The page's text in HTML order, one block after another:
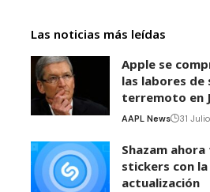
Las noticias más leídas
Apple se
las labores
terremoto en
AAPL News 31
Shazam
stickers con la
actualización